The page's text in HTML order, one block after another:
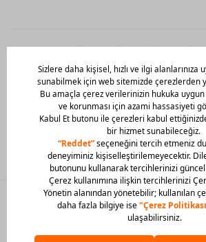
Mobil Uygulamamızı